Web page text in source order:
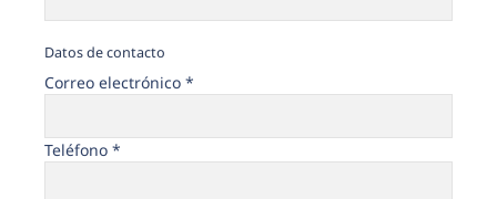
Datos de contacto
Correo electrónico *
Teléfono *